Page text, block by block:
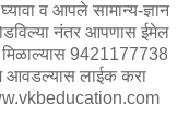
व आपले सामान्य-ज्ञान
नंतर आपणास ईमेल
9421177738
आवडल्यास लाईक करा